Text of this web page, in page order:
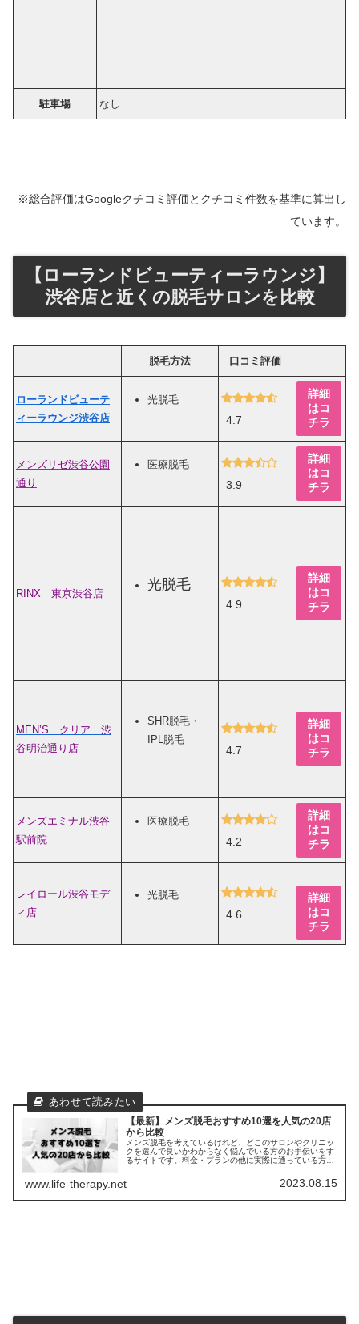
駐車場 なし
※総合評価はGoogleクチコミ評価とクチコミ件数を基準に算出し
ています。
【ローランドビューティーラウンジ】
渋谷店と近くの脱毛サロンを比較
脱毛方法 口コミ評価
ローランドビューテ
ィーラウンジ渋谷店
光脱毛
4.7
詳細
はコ
チラ
メンズリゼ渋谷公園
通り
医療脱毛
3.9
詳細
はコ
チラ
RINX 東京渋谷店
光脱毛
4.9
詳細
はコ
チラ
MEN’S クリア 渋
谷明治通り店
SHR脱毛・
IPL脱毛
4.7
詳細
はコ
チラ
メンズエミナル渋谷
駅前院
医療脱毛
4.2
詳細
はコ
チラ
レイロール渋谷モデ
ィ店
光脱毛
4.6
詳細
はコ
チラ
【最新】メンズ脱毛おすすめ10選を人気の20店
から比較
メンズ脱毛を考えているけれど、どこのサロンやクリニッ
クを選んで良いかわからなく悩んでいる方のお手伝いをす
るサイトです。料金・プランの他に実際に通っている方の
www.life-therapy.net 2023.08.15